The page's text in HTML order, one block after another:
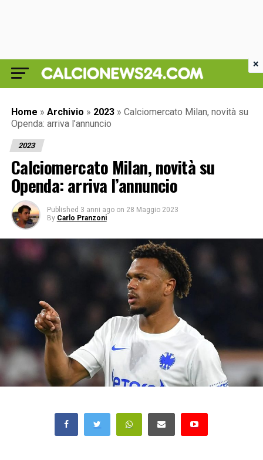
Home » Archivio » 2023 » Calciomercato Milan, novità su
Openda: arriva l’annuncio
2023
Calciomercato Milan, novità su
Openda: arriva l’annuncio
Published 3 anni ago on 28 Maggio 2023
By Carlo Pranzoni
×